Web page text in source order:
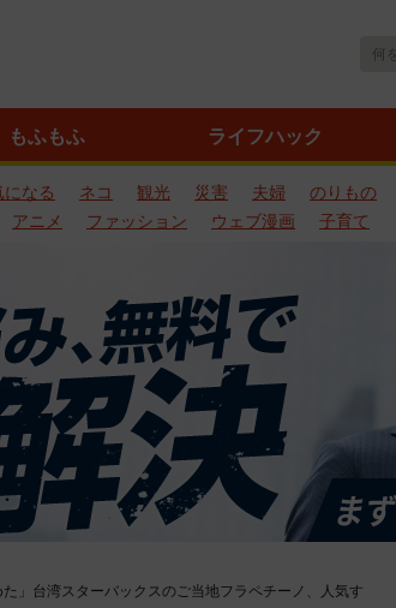
もふもふ ライフハック
になる ネコ 観光 災害 夫婦 のりもの
アニメ ファッション ウェブ漫画 子育て
」台湾スターバックスのご当地フラペチーノ、人気す